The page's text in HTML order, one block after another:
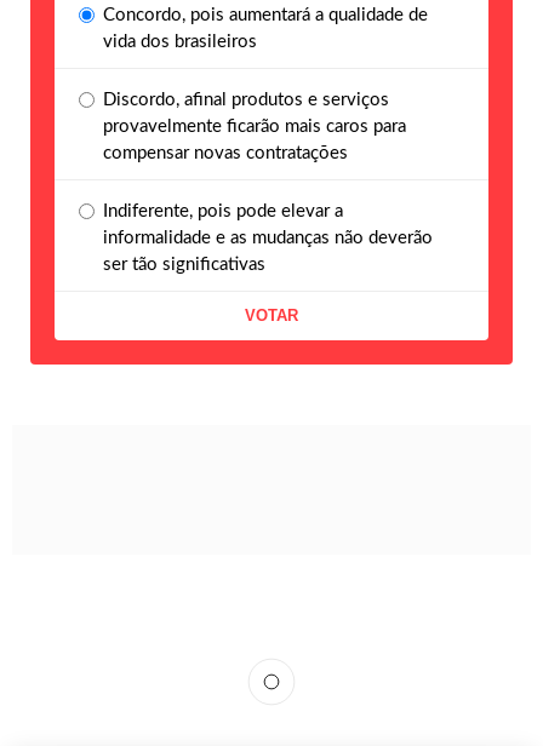
Concordo, pois aumentará a qualidade de
vida dos brasileiros
Discordo, afinal produtos e serviços
provavelmente ficarão mais caros para
compensar novas contratações
Indiferente, pois pode elevar a
informalidade e as mudanças não deverão
ser tão significativas